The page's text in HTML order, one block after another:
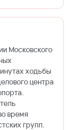
Московского
ходьбы
центра
время
групп.